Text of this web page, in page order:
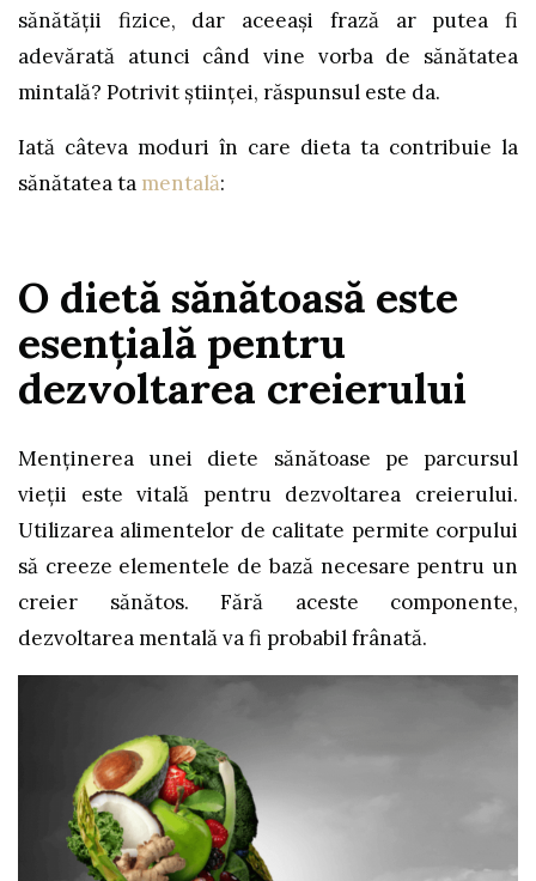
sănătății fizice, dar aceeași frază ar putea fi
adevărată atunci când vine vorba de sănătatea
mintală? Potrivit științei, răspunsul este da.
Iată câteva moduri în care dieta ta contribuie la
sănătatea ta mentală:
O dietă sănătoasă este
esențială pentru
dezvoltarea creierului
Menținerea unei diete sănătoase pe parcursul
vieții este vitală pentru dezvoltarea creierului.
Utilizarea alimentelor de calitate permite corpului
să creeze elementele de bază necesare pentru un
creier sănătos. Fără aceste componente,
dezvoltarea mentală va fi probabil frânată.